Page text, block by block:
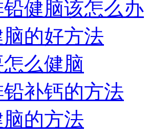
健脑该怎么办
的好方法
么健脑
补钙的方法
的方法